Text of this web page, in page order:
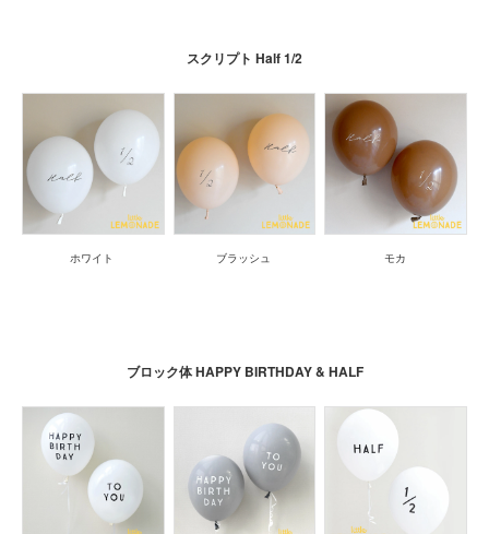
スクリプト Half 1/2
ホワイト ブラッシュ モカ
ブロック体 HAPPY BIRTHDAY & HALF